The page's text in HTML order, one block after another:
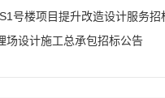
号楼项目提升改造设计服务招
场设计施工总承包招标公告